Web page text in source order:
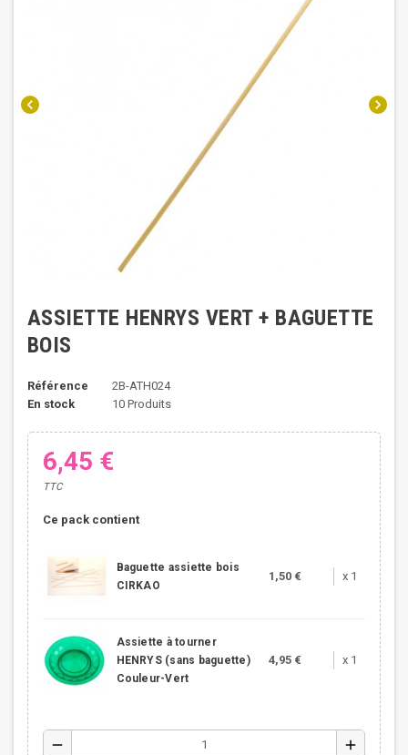
chevron_left chevron_right
ASSIETTE HENRYS VERT + BAGUETTE
BOIS
Référence
2B-ATH024
En stock
10 Produits
6,45 €
TTC
Ce pack contient
Baguette assiette bois
CIRKAO
1,50 € x 1
Assiette à tourner
HENRYS (sans baguette)
Couleur-Vert
4,95 € x 1
remove add